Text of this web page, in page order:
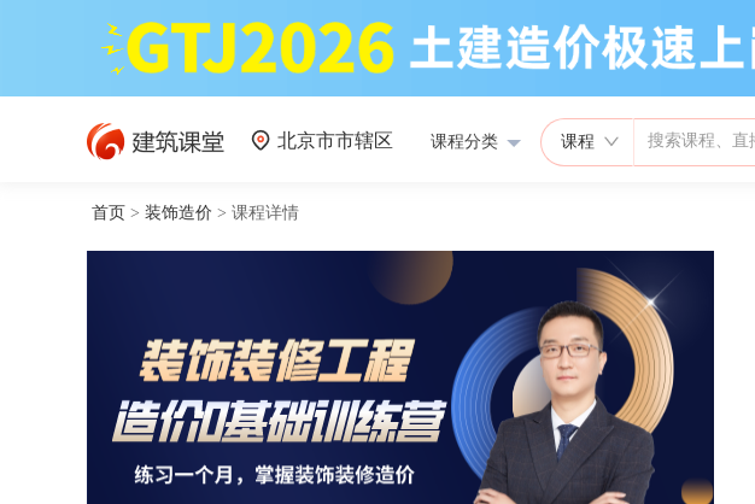
北京市市辖区 课程分类 课程
首页 > 装饰造价 > 课程详情